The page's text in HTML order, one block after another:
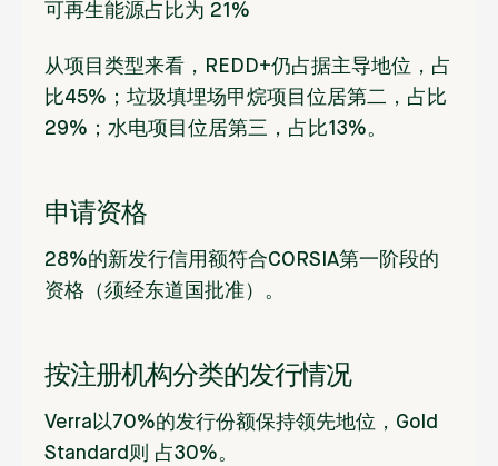
可再生能源占比为 21%
从项目类型来看，REDD+仍占据主导地位 ，占
比45% ； 垃圾填埋场甲烷项目 位居第二， 占比
29% ； 水电项目 位居第三， 占比13%。
申请资格
28%的新发行信用额符合CORSIA第一阶段的
资格（须经东道国批准）。
按注册机构分类的发行情况
Verra以70%的发行份额保持领先地位，Gold
Standard则 占30%。